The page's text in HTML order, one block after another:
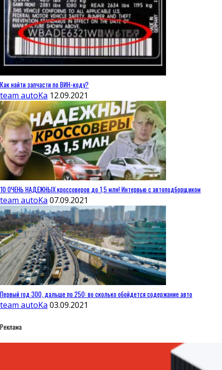
Как найти запчасти по ВИН-коду?
team autoKa 12.09.2021
10 ОЧЕНЬ НАДЕЖНЫХ кроссоверов до 1,5 млн! Интервью с автоподборщиком
team autoKa 07.09.2021
Первый год 300, дальше по 250: во сколько обойдется содержание авто
team autoKa 03.09.2021
Реклама